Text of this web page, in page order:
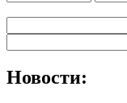
Новости: